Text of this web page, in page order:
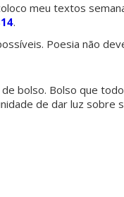
meu textos
.
Poesia não
bolso. Bolso que
de dar luz sobre